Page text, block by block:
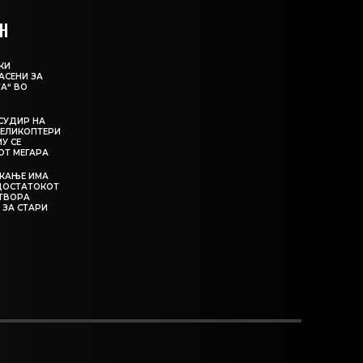
ЗА
ВО
НА
СЕ
МЕГАРА
ИМА
СТАРИ